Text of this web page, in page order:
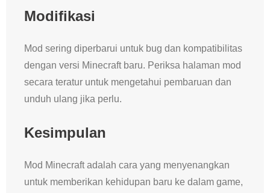
Modifikasi
Mod sering diperbarui untuk bug dan kompatibilitas
dengan versi Minecraft baru. Periksa halaman mod
secara teratur untuk mengetahui pembaruan dan
unduh ulang jika perlu.
Kesimpulan
Mod Minecraft adalah cara yang menyenangkan
untuk memberikan kehidupan baru ke dalam game,